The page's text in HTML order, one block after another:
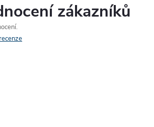
zákazníků